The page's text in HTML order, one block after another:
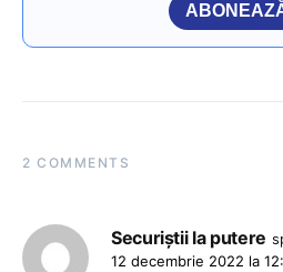
2 COMMENTS
Securiștii la putere
12 decembrie 2022 la